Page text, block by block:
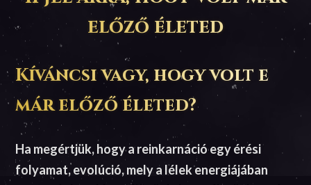
előző életed
Kíváncsi vagy, hogy volt e
már előző életed?
Ha megértjük, hogy a reinkarnáció egy érési
folyamat, evolúció, mely a lélek energiájában